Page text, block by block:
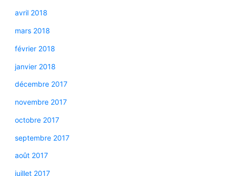
avril 2018
mars 2018
février 2018
janvier 2018
décembre 2017
novembre 2017
octobre 2017
septembre 2017
août 2017
juillet 2017